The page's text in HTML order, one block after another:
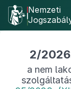
Nemzeti
2/
a nem